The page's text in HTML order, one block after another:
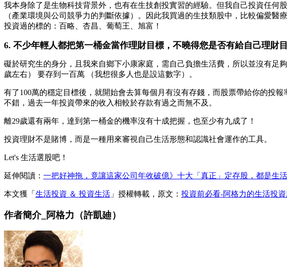
我本身除了是生物科技背景外，也有在生技創投實習的經驗。但我自己投資任
（產業環境與公司競爭力的判斷依據）。因此我買過的生技類股中，比較偏愛
投資過的標的：百略、杏昌、葡萄王、旭富！
6. 不少年輕人都把第一桶金當作理財目標，不曉得您是否有給自己理財
礙於研究生的身分，且我來自鄉下小康家庭，需自己負擔生活費，所以並沒有
歲左右） 要存到一百萬 （我想很多人也是設這數字）。
有了100萬的穩定目標後，就開始會去算每個月有沒有存錢，而股票帶給你的投
不錯，過去一年投資帶來的收入相較於存款有過之而無不及。
離29歲還有兩年，達到第一桶金的機率沒有十成把握，也至少有九成了！
投資理財不是賭博，而是一種用來審視自己生活形態和認識社會運作的工具。
Let's 生活選股吧！
延伸閱讀： 一把好神拖，竟讓這家公司年收破億》十大「真正」定存股，都是生
本文獲「 生活投資 ＆ 投資生活 」授權轉載，原文： 投資前必看-阿格力的生活投
作者簡介_阿格力（許凱廸）